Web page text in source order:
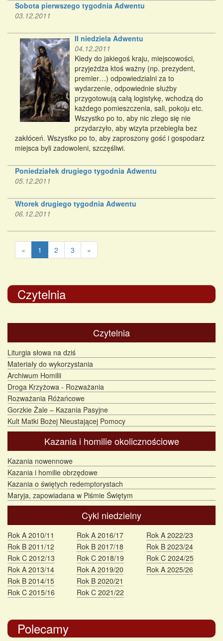
Sobota pierwszego tygodnia Adwentu
03.12.2011
II niedziela Adwentu
04.12.2011
Kiedy do jakiegoś kraju, miejscowości,
przyjeżdża ktoś ważny (np. prezydent,
premier…) odpowiedzialni za to
wydarzenie, odpowiednie służby
przygotowują całą logistykę, wchodzą do
każdego pomieszczenia, sali, pokoju etc.
Wszystko po to, aby nic złego się nie
przydarzyło, aby wizyta przebiegła bez
zakłóceń. Wszystko po to, aby zaproszony gość i gospodarz
miejsca byli zadowoleni, szczęśliwi.
Poniedziałek drugiego tygodnia Adwentu
05.12.2011
Wtorek drugiego tygodnia Adwentu
06.12.2011
« 1 2 3 »
Czytelnia
Czytelnia
Liturgia słowa na dziś
Materiały do wykorzystania
Archiwum Homilii
Droga Krzyżowa - Rozważania
Rozważania Różańcowe
Gorzkie Żale – Kazania Pasyjne
Kult Matki Bożej Nieustającej Pomocy
Kazania i homilie okolicznościowe
Kazania nowennowe
Kazania i homilie obrzędowe
Kazania o świętych redemptorystach
Maryja, zapowiadana w Piśmie Świętym
Cykl niedzielny
Rok A 2010/11
Rok B 2011/12
Rok C 2012/13
Rok A 2013/14
Rok B 2014/15
Rok C 2015/16
Rok A 2016/17
Rok B 2017/18
Rok C 2018/19
Rok A 2019/20
Rok B 2020/21
Rok C 2021/22
Rok A 2022/23
Rok B 2023/24
Rok C 2024/25
Rok A 2025/26
Polecamy